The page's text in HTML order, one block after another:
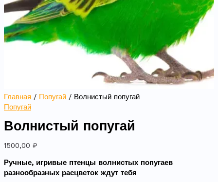
Главная / Попугай / Волнистый попугай
Попугай
Волнистый попугай
1500,00 ₽
Ручные, игривые птенцы волнистых попугаев
разнообразных расцветок ждут тебя